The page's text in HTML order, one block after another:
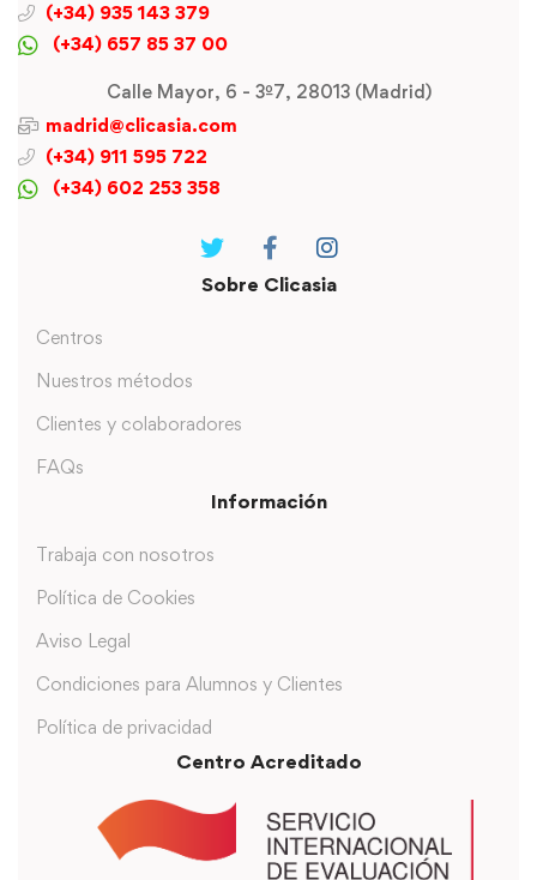
(+34) 935 143 379
(+34) 657 85 37 00
Calle Mayor, 6 - 3º7, 28013 (Madrid)
madrid@clicasia.com
(+34) 911 595 722
(+34) 602 253 358
Sobre Clicasia
Centros
Nuestros métodos
Clientes y colaboradores
FAQs
Información
Trabaja con nosotros
Política de Cookies
Aviso Legal
Condiciones para Alumnos y Clientes
Política de privacidad
Centro Acreditado